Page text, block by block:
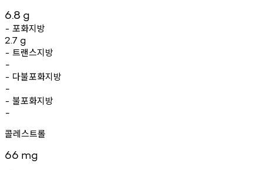
6.8 g
- 포화지방
2.7 g
- 트랜스지방
-
- 다불포화지방
-
- 불포화지방
-
콜레스트롤
66 mg